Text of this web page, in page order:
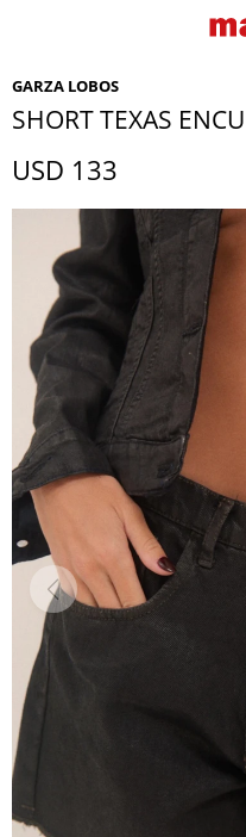
GARZA LOBOS
SHORT TEXAS
USD 133